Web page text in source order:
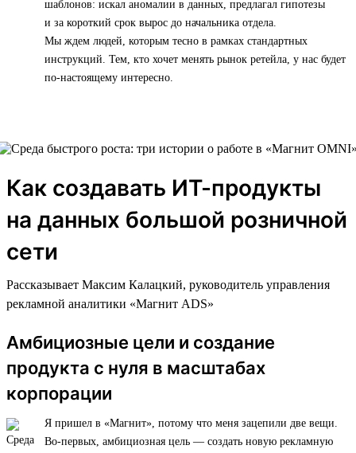
шаблонов: искал аномалии в данных, предлагал гипотезы
и за короткий срок вырос до начальника отдела.
Мы ждем людей, которым тесно в рамках стандартных
инструкций. Тем, кто хочет менять рынок ретейла, у нас будет
по-настоящему интересно.
Как создавать ИТ-продукты
на данных большой розничной
сети
Рассказывает Максим Калацкий, руководитель управления
рекламной аналитики «Магнит ADS»
Амбициозные цели и создание
продукта с нуля в масштабах
корпорации
Я пришел в «Магнит», потому что меня зацепили две вещи.
Во-первых, амбициозная цель — создать новую рекламную